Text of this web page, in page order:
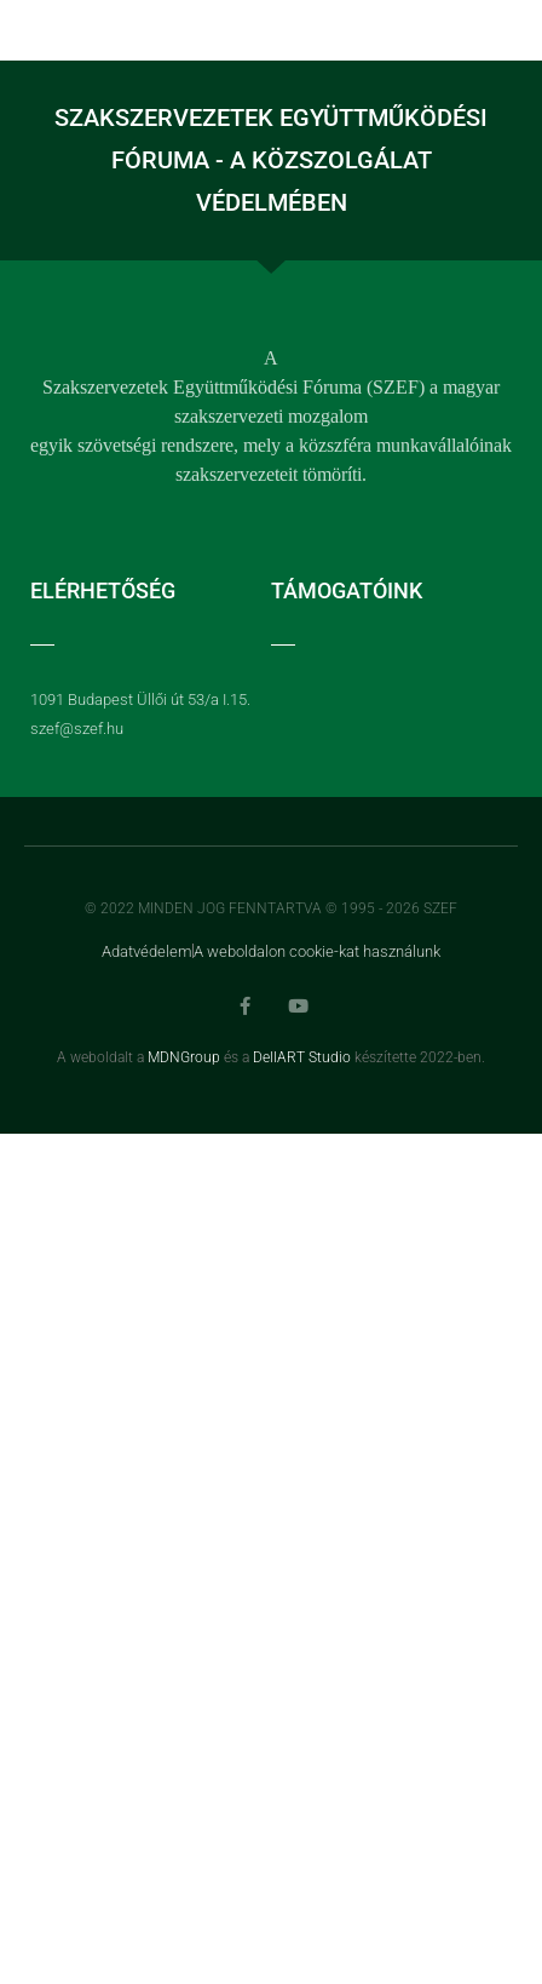
SZAKSZERVEZETEK EGYÜTTMŰKÖDÉSI
FÓRUMA - A KÖZSZOLGÁLAT
VÉDELMÉBEN
A
Szakszervezetek Együttműködési Fóruma (SZEF) a magyar
szakszervezeti mozgalom
egyik szövetségi rendszere, mely a közszféra munkavállalóinak
szakszervezeteit tömöríti.
ELÉRHETŐSÉG
1091 Budapest Üllői út 53/a I.15.
szef@szef.hu
TÁMOGATÓINK
© 2022 MINDEN JOG FENNTARTVA © 1995 - 2026 SZEF
AdatvédelemA weboldalon cookie-kat használunk
A weboldalt a MDNGroup és a DellART Studio készítette 2022-ben.